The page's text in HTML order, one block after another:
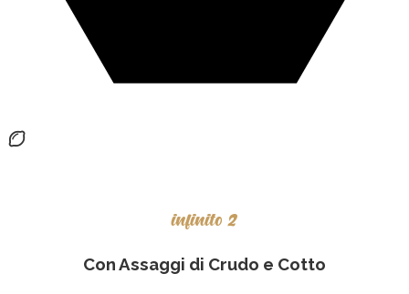
infinito 2
Con Assaggi di Crudo e Cotto